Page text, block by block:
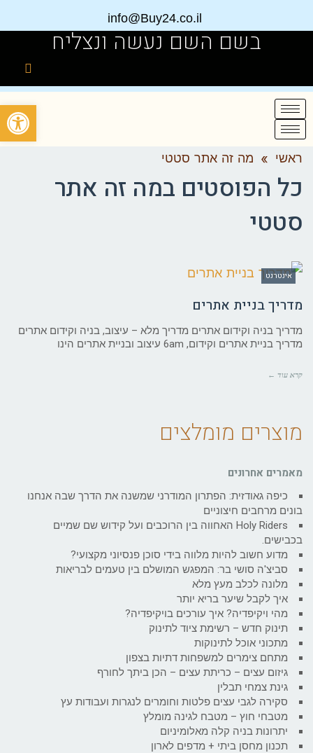
info@Buy24.co.il
בשם השם נעשה ונצליח
ראשי » מה זה אתר סטטי
כל הפוסטים במה זה אתר
סטטי
אינטרנט
מדריך בניית אתרים
מדריך בניה וקידום אתרים מדריך מלא – עיצוב, בניה וקידום אתרים
מדריך בניית אתרים וקידום, 6am עיצוב ובניית אתרים הינו
קרא עוד ←
מוצרים מומלצים
מאמרים אחרונים
כיפה גאודזית: הפתרון המודרני שמשנה את הדרך שבה אנחנו
בונים מרחבים חיצוניים
Holy Riders האחווה בין הרוכבים ועל קידוש שם שמיים
בכבישים.
מדוע חשוב להיות מלווה בידי סוכן פנסיוני מקצועי?
סביצ'ה סושי בר: המפגש המושלם בין טעמים לבריאות
מלונה לכלב מעץ מלא
איך לקבל שיער בריא יותר
מהי ויקיפדיה? איך עורכים בויקיפדיה?
תינוק חדש – רשימת ציוד לתינוק
מתכוני אוכל לתינוקות
מתחם צימרים למשפחות דתיות בצפון
גיזום עצים – כריתת עצים – הכן ביתך לחורף
גינת צמחי תבלין
סקירה לגבי עצים פלטות וחומרים לנגרות ועבודות עץ
מטבחי חוץ – מטבח לגינה מומלץ
יתרונות בניה קלה מאלומיניום
תכנון מחסן ביתי + מדפים לארון